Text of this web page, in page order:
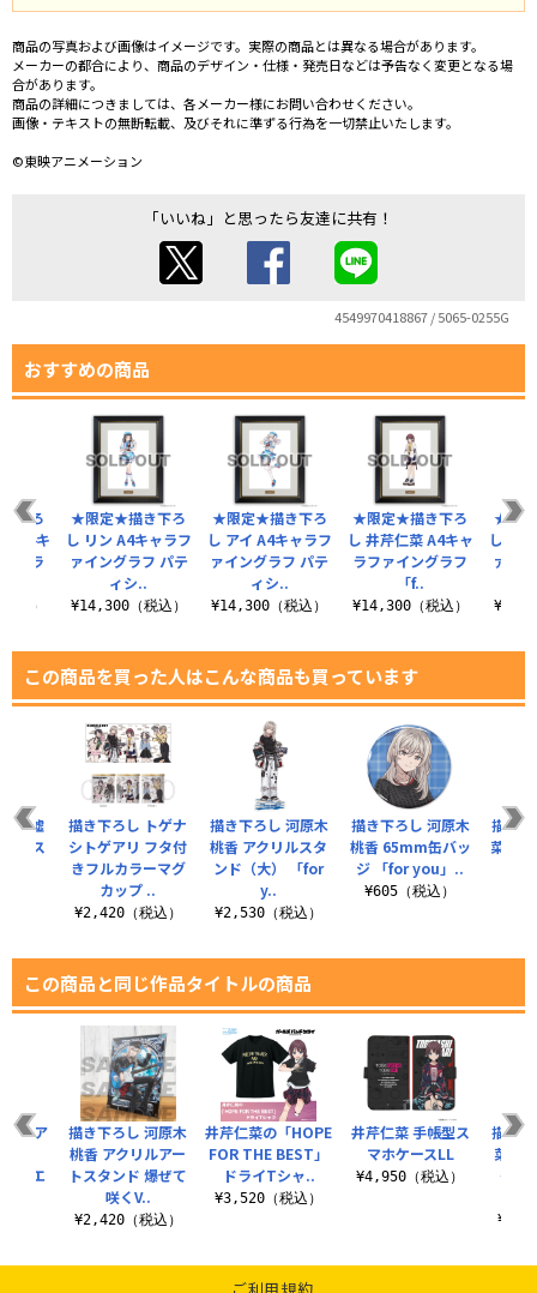
商品の写真および画像はイメージです。実際の商品とは異なる場合があります。
メーカーの都合により、商品のデザイン・仕様・発売日などは予告なく変更となる場
合があります。
商品の詳細につきましては、各メーカー様にお問い合わせください。
画像・テキストの無断転載、及びそれに準ずる行為を一切禁止いたします。
©東映アニメーション
「いいね」と思ったら友達に共有！
4549970418867 / 5065-0255G
おすすめの商品
★限定★描き下ろ
し アイ A4キャラフ
ァイングラフ パテ
ィシ..
¥14,300（税込）
★限定★描き下ろ
し 井芹仁菜 A4キャ
ラファイングラフ
「f..
¥14,300（税込）
★限
し ヒ
ァイ
下ろ
A4キ
グラ
込）
★限定★描き下ろ
し リン A4キャラフ
ァイングラフ パテ
ィシ..
¥14,300（税込）
この商品を買った人はこんな商品も買っています
描き下ろし 河原木
桃香 アクリルスタ
ンド（大） 「for
y..
¥2,530（税込）
描き下ろし 河原木
桃香 65mm缶バッ
ジ 「for you」..
¥605（税込）
描き
菜
「嘘
ルス
描き下ろし トゲナ
シトゲアリ フタ付
きフルカラーマグ
カップ ..
¥2,420（税込）
この商品と同じ作品タイトルの商品
井芹仁菜の「HOPE
FOR THE BEST」
ドライTシャ..
¥3,520（税込）
井芹仁菜 手帳型ス
マホケースLL
¥4,950（税込）
描き
菜 フ
ャツ
イ ア
シエ
描き下ろし 河原木
桃香 アクリルアー
トスタンド 爆ぜて
咲くV..
¥2,420（税込）